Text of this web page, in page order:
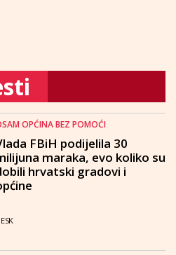
OPĆINA BEZ POMOĆI
FBiH podijelila 30
maraka, evo koliko su
hrvatski gradovi i